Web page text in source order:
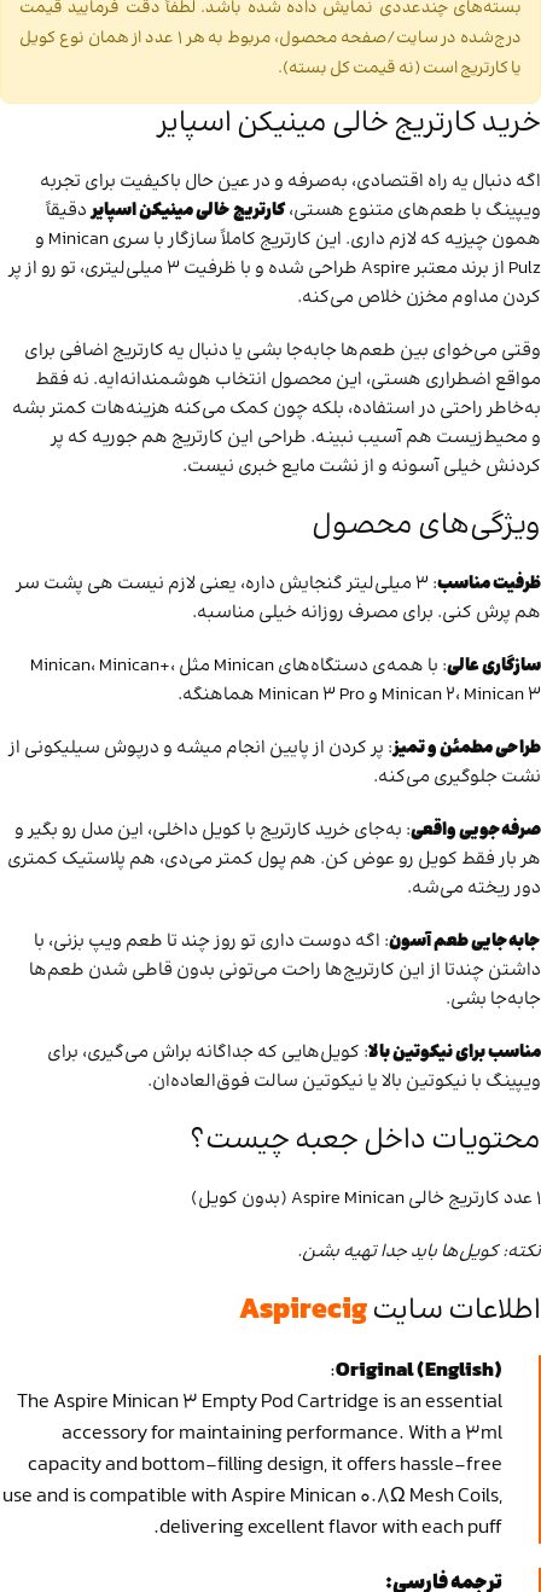
بسته‌های چندعددی نمایش داده شده باشد. لطفاً دقت فرمایید قیمت
درج‌شده در سایت/صفحه محصول، مربوط به هر ۱ عدد از همان نوع کویل
یا کارتریج است (نه قیمت کل بسته).
خرید کارتریج خالی مینیکن اسپایر
اگه دنبال یه راه اقتصادی، به‌صرفه و در عین حال باکیفیت برای تجربه
ویپینگ با طعم‌های متنوع هستی،کارتریج خالی مینیکن اسپایردقیقاً
همون چیزیه که لازم داری. این کارتریج کاملاً سازگار با سری Minican و
Pulz از برند معتبر Aspire طراحی شده و با ظرفیت ۳ میلی‌لیتری، تو رو از پر
کردن مداوم مخزن خلاص می‌کنه.
وقتی می‌خوای بین طعم‌ها جابه‌جا بشی یا دنبال یه کارتریج اضافی برای
مواقع اضطراری هستی، این محصول انتخاب هوشمندانه‌ایه. نه فقط
به‌خاطر راحتی در استفاده، بلکه چون کمک می‌کنه هزینه‌هات کمتر بشه
و محیط‌زیست هم آسیب نبینه. طراحی این کارتریج هم جوریه که پر
کردنش خیلی آسونه و از نشت مایع خبری نیست.
ویژگی‌های محصول
ظرفیت مناسب
: 3 میلی‌لیتر گنجایش داره، یعنی لازم نیست هی پشت سر
هم پرش کنی. برای مصرف روزانه خیلی مناسبه.
سازگاری عالی
: با همه‌ی دستگاه‌های Minican مثل Minican، Minican+،
Minican 2، Minican 3 و Minican 3 Pro هماهنگه.
طراحی مطمئن و تمیز: پر کردن از پایین انجام میشه و درپوش سیلیکونی از
نشت جلوگیری می‌کنه.
صرفه‌جویی واقعی: به‌جای خرید کارتریج با کویل داخلی، این مدل رو بگیر و
هر بار فقط کویل رو عوض کن. هم پول کمتر می‌دی، هم پلاستیک کمتری
دور ریخته می‌شه.
جابه‌جایی طعم آسون: اگه دوست داری تو روز چند تا طعم ویپ بزنی، با
داشتن چندتا از این کارتریج‌ها راحت می‌تونی بدون قاطی شدن طعم‌ها
جابه‌جا بشی.
مناسب برای نیکوتین بالا: کویل‌هایی که جداگانه براش می‌گیری، برای
ویپینگ با نیکوتین بالا یا نیکوتین سالت فوق‌العاده‌ان.
محتویات داخل جعبه چیست؟
۱ عدد کارتریج خالی Aspire Minican (بدون کویل)
نکته: کویل‌ها باید جدا تهیه بشن.
اطلاعات سایتAspirecig
Original (English)
:
The Aspire Minican 3 Empty Pod Cartridge is an essential
accessory for maintaining performance. With a 3ml
capacity and bottom-filling design, it offers hassle-free
use and is compatible with Aspire Minican 0.8Ω Mesh Coils,
delivering excellent flavor with each puff.
ترجمه فارسی: